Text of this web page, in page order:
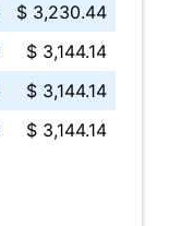
$ 3,230.44
$ 3,144.14
$ 3,144.14
$ 3,144.14